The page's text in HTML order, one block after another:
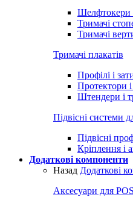
Шелфтокери
Тримачі
Тримачі
Тримачі плакатів
Профілі і
Протектори
Штендери і
Підвісні системи
Підвісні
Кріплення і
Додаткові компоненти
Назад Додаткові
Аксесуари для